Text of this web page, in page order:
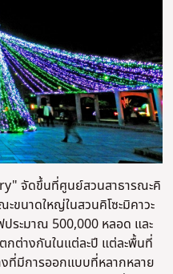
จัดขึ้นที่ศูนย์สวนสาธารณะคิ
ะขนาดใหญ่ในสวนคิโซะมิคาวะ
ประมาณ 500,000 หลอด และ
ต่างกันในแต่ละปี แต่ละพื้นที่
งที่มีการออกแบบที่หลากหลาย